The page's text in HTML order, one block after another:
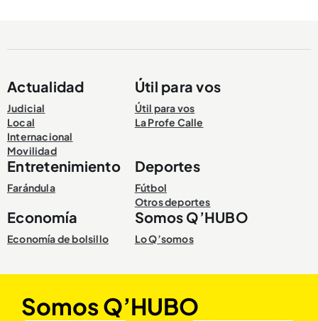
Actualidad
Judicial
Local
Internacional
Movilidad
Útil para vos
Útil para vos
La Profe Calle
Entretenimiento
Farándula
Deportes
Fútbol
Otros deportes
Economía
Economía de bolsillo
Somos Q’HUBO
Lo Q’somos
Somos Q’HUBO